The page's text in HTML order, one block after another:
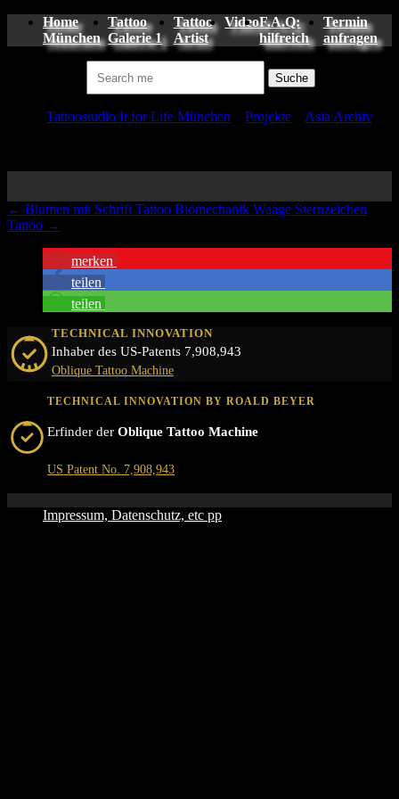
Home
München
Tattoo
Galerie 1
Tattoo
Artist
VideoF.A.Q:
hilfreich
Termin
anfragen
Tattoostudio It for Life München Projekte Asia Archiv
← Blumen mit Schrift Tattoo Biomechanik Waage Sternzeichen
Tattoo →
merken
teilen
teilen
TECHNICAL INNOVATION
Inhaber des US-Patents 7,908,943
Oblique Tattoo Machine
TECHNICAL INNOVATION BY ROALD BEYER
Erfinder der Oblique Tattoo Machine
US Patent No. 7,908,943
Impressum, Datenschutz, etc pp